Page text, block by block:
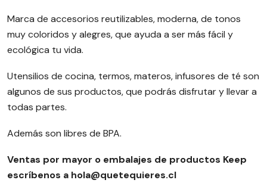
Marca de accesorios reutilizables, moderna, de tonos
muy coloridos y alegres, que ayuda a ser más fácil y
ecológica tu vida.
Utensilios de cocina, termos, materos, infusores de té son
algunos de sus productos, que podrás disfrutar y llevar a
todas partes.
Además son libres de BPA.
Ventas por mayor o embalajes de productos Keep
escríbenos a hola@quetequieres.cl